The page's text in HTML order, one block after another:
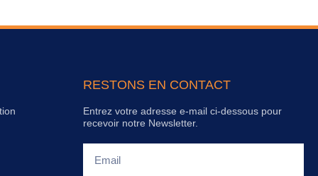
RESTONS EN CONTACT
Entrez votre adresse e-mail ci-dessous pour
recevoir notre Newsletter.